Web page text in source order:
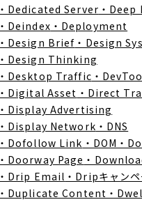
・Dedicated Server ・Deep
・Deindex ・Deployment
・Design Brief ・Design
・Design Thinking
・Desktop Traffic ・
・Digital Asset ・Direct
・Display Advertising
・Display Network ・DNS
・Dofollow Link ・DOM ・
・Doorway Page ・
・Drip Email ・Dripキャンペ
・Duplicate Content ・